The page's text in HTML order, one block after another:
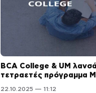
BCA College & UM
τετραετές πρόγραμμα
22.10.2025 — 11:12